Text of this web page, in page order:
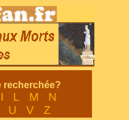
recherchée?
I L M
N
U V Z